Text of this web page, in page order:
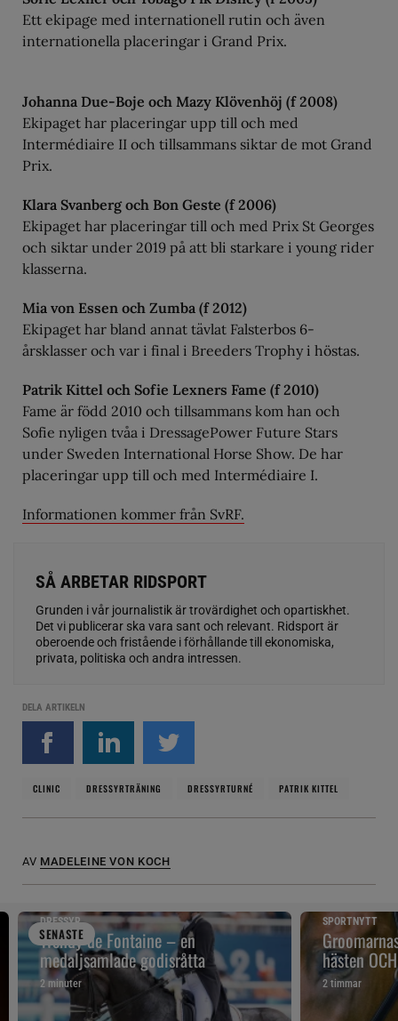
Ett ekipage med internationell rutin och även
internationella placeringar i Grand Prix.
Johanna Due-Boje och Mazy Klövenhöj (f 2008)
Ekipaget har placeringar upp till och med
Intermédiaire II och tillsammans siktar de mot Grand
Prix.
Klara Svanberg och Bon Geste (f 2006)
Ekipaget har placeringar till och med Prix St Georges
och siktar under 2019 på att bli starkare i young rider
klasserna.
Mia von Essen och Zumba (f 2012)
Ekipaget har bland annat tävlat Falsterbos 6-
årsklasser och var i final i Breeders Trophy i höstas.
Patrik Kittel och Sofie Lexners Fame (f 2010)
Fame är född 2010 och tillsammans kom han och
Sofie nyligen tvåa i DressagePower Future Stars
under Sweden International Horse Show. De har
placeringar upp till och med Intermédiaire I.
Informationen kommer från SvRF.
SÅ ARBETAR RIDSPORT
Grunden i vår journalistik är trovärdighet och opartiskhet.
Det vi publicerar ska vara sant och relevant. Ridsport är
oberoende och fristående i förhållande till ekonomiska,
privata, politiska och andra intressen.
DELA ARTIKELN
CLINIC DRESSYRTRÄNING DRESSYRTURNÉ PATRIK KITTEL
AV MADELEINE VON KOCH
SENASTE
DRESSYR
Wendy de Fontaine – en
medaljsamlade godisråtta
2 minuter
SPORTNYTT
hästen
2 timmar